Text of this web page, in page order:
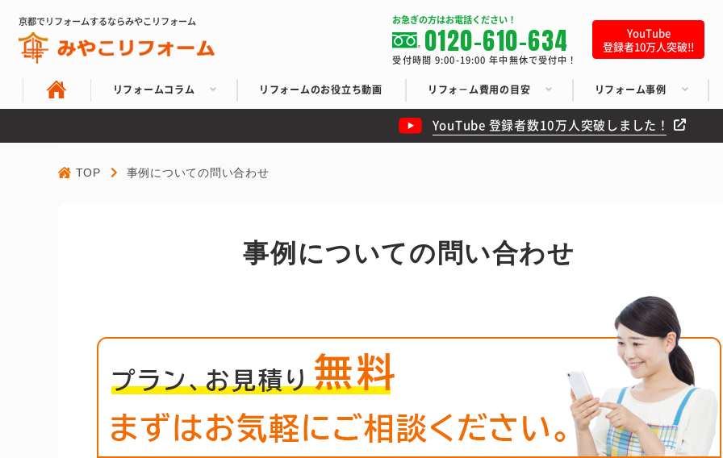
京都でリフォームするならみやこリフォーム お急ぎの方はお電話ください！
0120-610-634
受付時間 9:00-19:00 年中無休で受付中！
YouTube
登録者10万人突破!!
リフォームコラム リフォームのお役立ち動画 リフォ－ム費用の目安 リフォーム事例
YouTube 登録者数10万人突破しました！
TOP 事例についての問い合わせ
事例についての問い合わせ